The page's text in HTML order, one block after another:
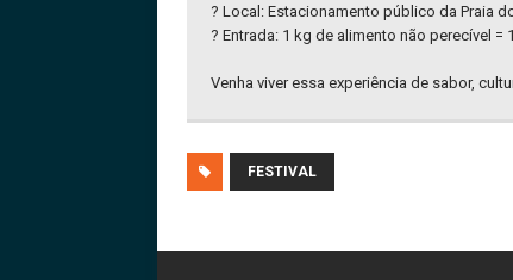
? Local: Estacionamento público da Praia
? Entrada: 1 kg de alimento não perecível =
Venha viver essa experiência de sabor,
FESTIVAL